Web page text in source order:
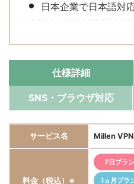
日本企業で日本語対
仕様詳細
SNS・ブラウザ対応
サービス名 Millen VPN
料金（税込）※
7日プラン
1ヵ月プラ